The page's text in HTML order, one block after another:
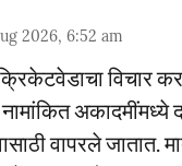
2026, 6:52 am
विचार
अकादमींमध्ये
वापरले जातात.